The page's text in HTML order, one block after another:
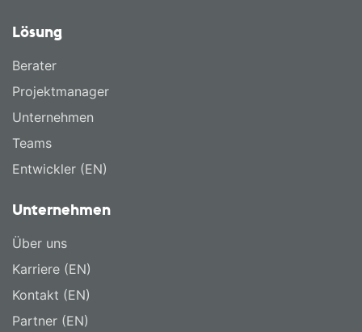
Lösung
Berater
Projektmanager
Unternehmen
Teams
Entwickler (EN)
Unternehmen
Über uns
Karriere (EN)
Kontakt (EN)
Partner (EN)